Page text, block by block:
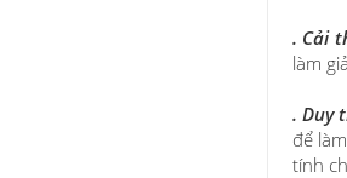
. Cải
làm
. Duy
để
tính